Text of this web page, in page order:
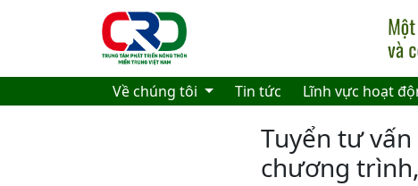
Skip to main content
Về chúng tôi Tin tức Lĩnh vực hoạt
Tuyển tư
chương